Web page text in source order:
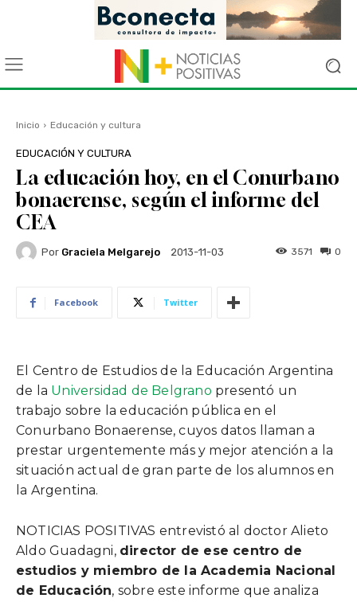
Inicio Educación y cultura
EDUCACIÓN Y CULTURA
La educación hoy, en el Conurbano
bonaerense, según el informe del
CEA
Por Graciela Melgarejo 2013-11-03 0
3571
Facebook Twitter
El Centro de Estudios de la Educación Argentina
de la Universidad de Belgrano presentó un
trabajo sobre la educación pública en el
Conurbano Bonaerense, cuyos datos llaman a
prestar urgentemente más y mejor atención a la
situación actual de gran parte de los alumnos en
la Argentina.
NOTICIAS POSITIVAS entrevistó al doctor Alieto
Aldo Guadagni, director de ese centro de
estudios y miembro de la Academia Nacional
de Educación, sobre este informe que analiza